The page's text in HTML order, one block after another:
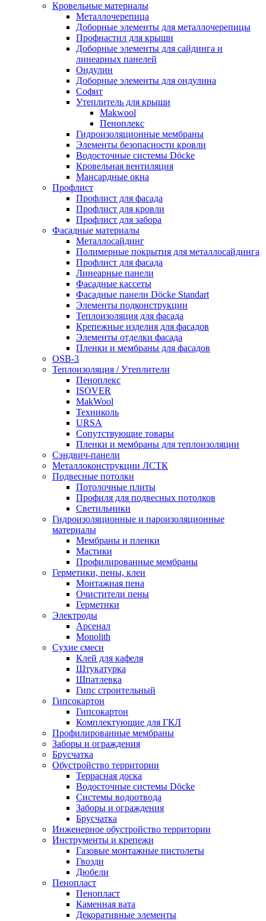
Кровельные материалы
Металлочерепица
Доборные элементы для металлочерепицы
Профнастил для крыши
Доборные элементы для сайдинга и
линеарных панелей
Ондулин
Доборные элементы для ондулина
Софит
Утеплитель для крыши
Makwool
Пеноплекс
Гидроизоляционные мембраны
Элементы безопасности кровли
Водосточные системы Döcke
Кровельная вентиляция
Мансардные окна
Профлист
Профлист для фасада
Профлист для кровли
Профлист для забора
Фасадные материалы
Металлосайдинг
Полимерные покрытия для металлосайдинга
Профлист для фасада
Линеарные панели
Фасадные кассеты
Фасадные панели Döcke Standart
Элементы подконструкции
Теплоизоляция для фасада
Крепежные изделия для фасадов
Элементы отделки фасада
Пленки и мембраны для фасадов
OSB-3
Теплоизоляция / Утеплители
Пеноплекс
ISOVER
MakWool
Техниколь
URSA
Сопутствующие товары
Пленки и мембраны для теплоизоляции
Сэндвич-панели
Металлоконструкции ЛСТК
Подвесные потолки
Потолочные плиты
Профиля для подвесных потолков
Светильники
Гидроизоляционные и пароизоляционные
материалы
Мембраны и пленки
Мастики
Профилированные мембраны
Герметики, пены, клеи
Монтажная пена
Очистители пены
Герметики
Электроды
Арсенал
Monolith
Сухие смеси
Клей для кафеля
Штукатурка
Шпатлевка
Гипс строительный
Гипсокартон
Гипсокартон
Комплектующие для ГКЛ
Профилированные мембраны
Заборы и ограждения
Брусчатка
Обустройство территории
Террасная доска
Водосточные системы Döcke
Системы водоотвода
Заборы и ограждения
Брусчатка
Инженерное обустройство территории
Инструменты и крепежи
Газовые монтажные пистолеты
Гвозди
Дюбели
Пенопласт
Пенопласт
Каменная вата
Декоративные элементы